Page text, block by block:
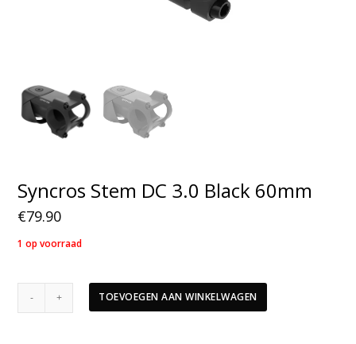
Syncros Stem DC 3.0 Black 60mm
€79.90
1 op voorraad
TOEVOEGEN AAN WINKELWAGEN